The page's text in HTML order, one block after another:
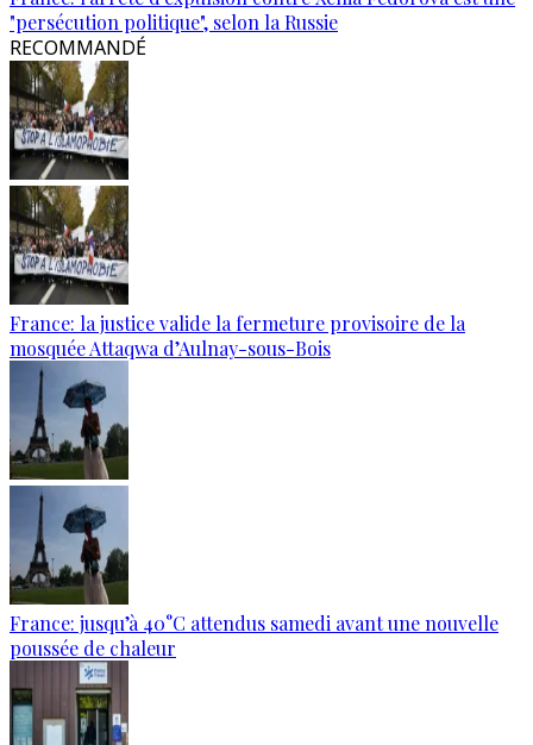
"persécution politique", selon la Russie
RECOMMANDÉ
France: la justice valide la fermeture provisoire de la
mosquée Attaqwa d’Aulnay-sous-Bois
France: jusqu’à 40°C attendus samedi avant une nouvelle
poussée de chaleur